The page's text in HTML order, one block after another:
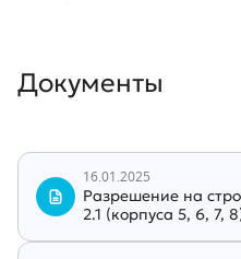
Документы
16.01.2025
Разрешение на
2.1 (корпуса 5, 6, 7,